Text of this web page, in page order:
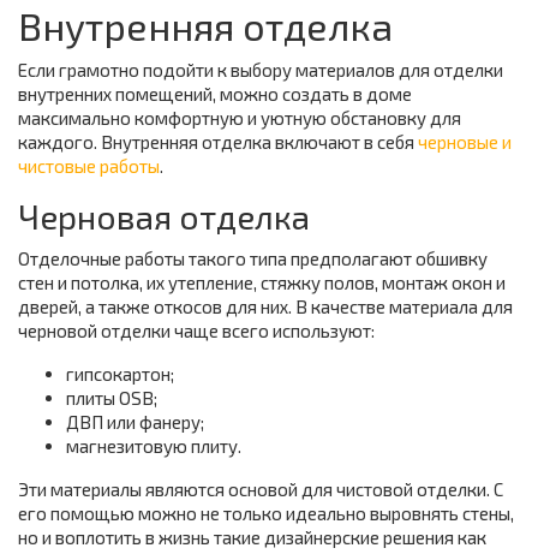
Внутренняя отделка
Если грамотно подойти к выбору материалов для отделки
внутренних помещений, можно создать в доме
максимально комфортную и уютную обстановку для
каждого. Внутренняя отделка включают в себя черновые и
чистовые работы.
Черновая отделка
Отделочные работы такого типа предполагают обшивку
стен и потолка, их утепление, стяжку полов, монтаж окон и
дверей, а также откосов для них. В качестве материала для
черновой отделки чаще всего используют:
гипсокартон;
плиты OSB;
ДВП или фанеру;
магнезитовую плиту.
Эти материалы являются основой для чистовой отделки. С
его помощью можно не только идеально выровнять стены,
но и воплотить в жизнь такие дизайнерские решения как